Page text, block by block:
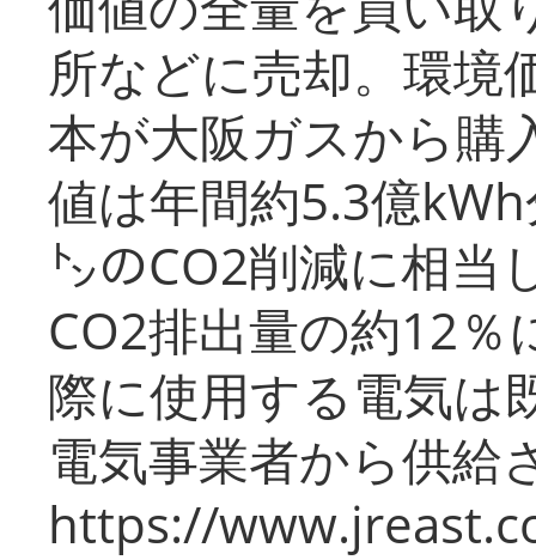
所などに売却。環境
本が大阪ガスから購
値は年間約5.3億
㌧のCO2削減に相当
CO2排出量の約12％
際に使用する電気は
電気事業者から供給
https://